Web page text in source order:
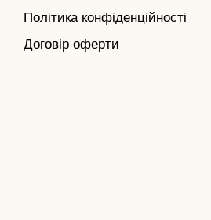
Політика конфіденційності
Договір оферти